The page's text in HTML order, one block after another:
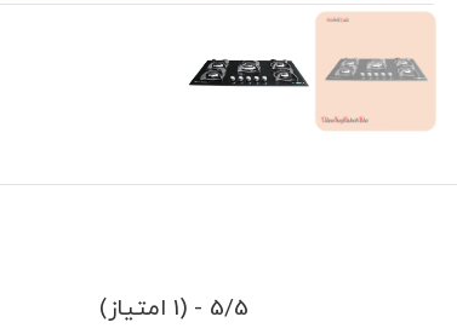
5/5 - (1 امتیاز)